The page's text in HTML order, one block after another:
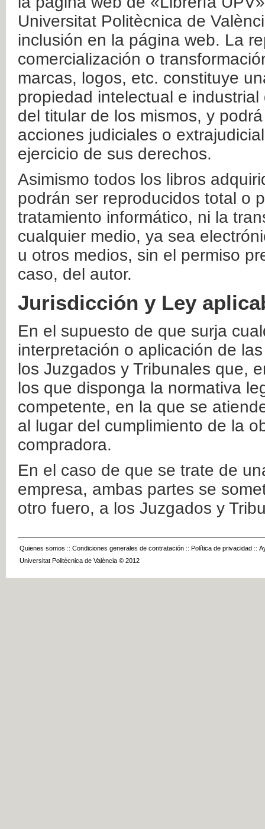
Universitat Politècnica de
inclusión en la página web. La
comercialización o
marcas, logos, etc. constituye
propiedad intelectual e
del titular de los mismos, y
acciones judiciales o
ejercicio de sus derechos.
Asimismo todos los libros
podrán ser reproducidos total o
tratamiento informático, ni la
cualquier medio, ya sea
u otros medios, sin el permiso
caso, del autor.
Jurisdicción y Ley
En el supuesto de que surja
interpretación o aplicación de
los Juzgados y Tribunales que,
los que disponga la normativa
competente, en la que se
al lugar del cumplimiento de la
compradora.
En el caso de que se trate de
empresa, ambas partes se
otro fuero, a los Juzgados y
Quienes somos :: Condiciones generales de contratación :: Política de privacidad ::
Universitat Politècnica de València © 2012